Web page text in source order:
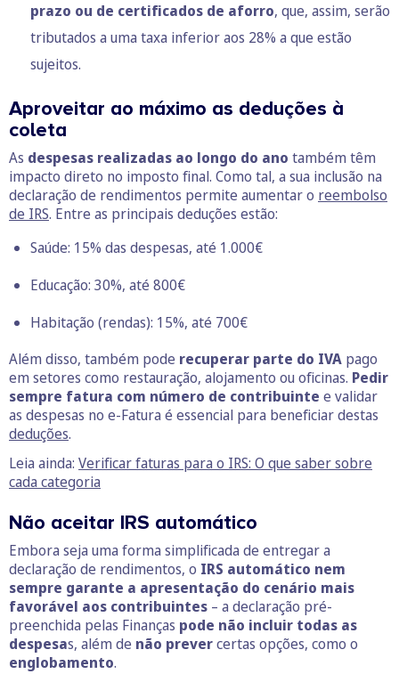
prazo ou de certificados de aforro, que, assim, serão
tributados a uma taxa inferior aos 28% a que estão
sujeitos.
Aproveitar ao máximo as deduções à
coleta
As despesas realizadas ao longo do ano também têm
impacto direto no imposto final. Como tal, a sua inclusão na
declaração de rendimentos permite aumentar o reembolso
de IRS. Entre as principais deduções estão:
Saúde: 15% das despesas, até 1.000€
Educação: 30%, até 800€
Habitação (rendas): 15%, até 700€
Além disso, também pode recuperar parte do IVA pago
em setores como restauração, alojamento ou oficinas. Pedir
sempre fatura com número de contribuinte e validar
as despesas no e-Fatura é essencial para beneficiar destas
deduções.
Leia ainda: Verificar faturas para o IRS: O que saber sobre
cada categoria
Não aceitar IRS automático
Embora seja uma forma simplificada de entregar a
declaração de rendimentos, o IRS automático nem
sempre garante a apresentação do cenário mais
favorável aos contribuintes – a declaração pré-
preenchida pelas Finanças pode não incluir todas as
despesas, além de não prevercertas opções, como o
englobamento.